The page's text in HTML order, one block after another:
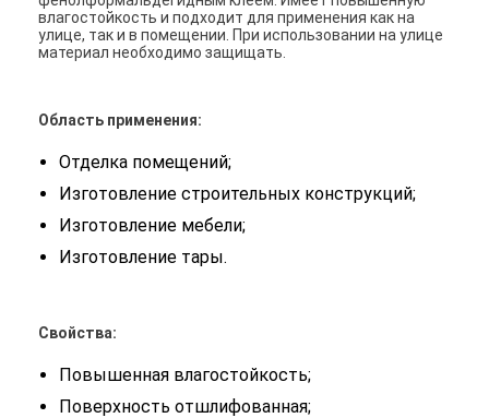
влагостойкость и подходит для применения как на
улице, так и в помещении. При использовании на улице
материал необходимо защищать.
Область применения:
Отделка помещений;
Изготовление строительных конструкций;
Изготовление мебели;
Изготовление тары.
Свойства:
Повышенная влагостойкость;
Поверхность отшлифованная;